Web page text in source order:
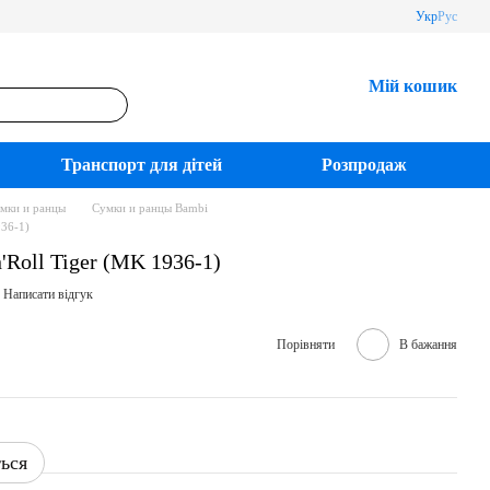
УкрРус
Мій кошик
Транспорт для дітей Розпродаж
и ранцы
Сумки и ранцы Bambi
1)
Tiger (MK 1936-1)
Написати відгук
Порівняти В бажання